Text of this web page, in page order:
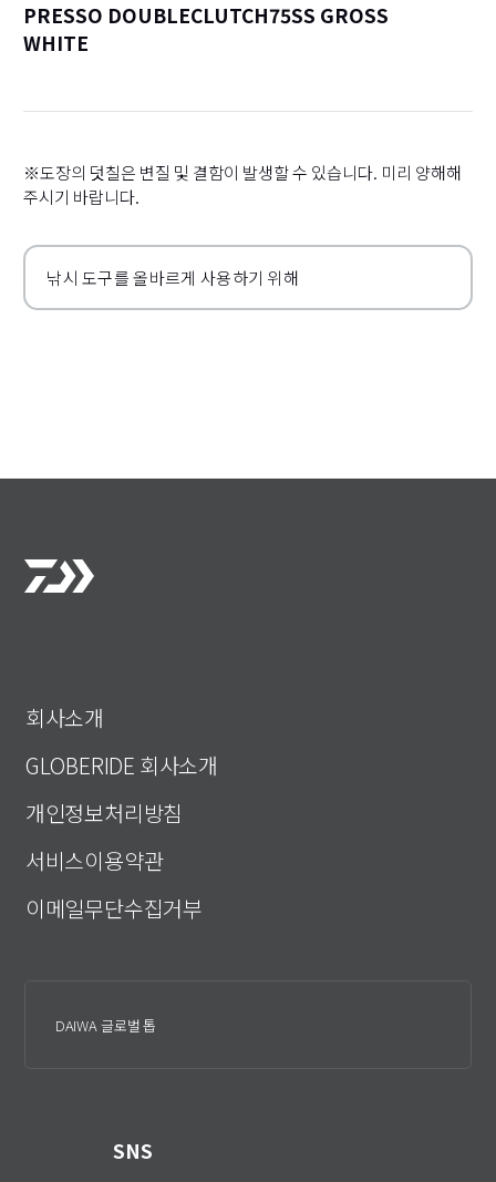
PRESSO DOUBLECLUTCH75SS GROSS
WHITE
※도장의 덧칠은 변질 및 결함이 발생할 수 있습니다. 미리 양해해
주시기 바랍니다.
낚시 도구를 올바르게 사용하기 위해
회사소개
GLOBERIDE 회사소개
개인정보처리방침
서비스이용약관
이메일무단수집거부
DAIWA 글로벌 톱
SNS